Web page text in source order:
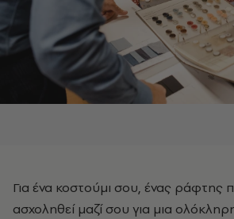
Για ένα κοστούμι σου, ένας ράφτης πρέπει να
ασχοληθεί μαζί σου για μια